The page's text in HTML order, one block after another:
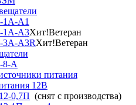
1А-А1
1А-А3Хит!Ветеран
3А-А3RХит!Ветеран
8-А
питания
12В
0,7П (снят с производства)